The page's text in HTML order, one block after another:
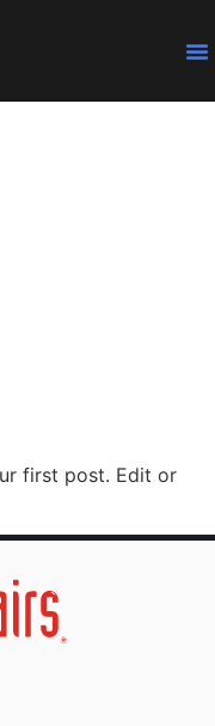
first post. Edit or